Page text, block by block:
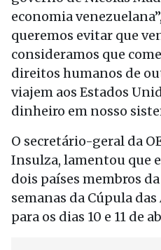
economia
queremos evitar que
consideramos que
direitos humanos de
viajem aos Estados
dinheiro em nosso
O secretário-geral da
Insulza, lamentou que
dois países membros
semanas da Cúpula
para os dias 10 e 11 de